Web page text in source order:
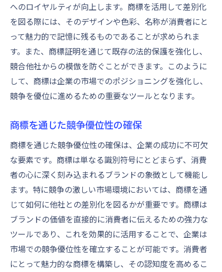
へのロイヤルティが向上します。商標を活用して差別化
を図る際には、そのデザインや色彩、名称が消費者にと
って魅力的で記憶に残るものであることが求められま
す。また、商標証明を通じて既存の法的保護を強化し、
競合他社からの模倣を防ぐことができます。このように
して、商標は企業の市場でのポジショニングを強化し、
競争を優位に進めるための重要なツールとなります。
商標を通じた競争優位性の確保
商標を通じた競争優位性の確保は、企業の成功に不可欠
な要素です。商標は単なる識別符号にとどまらず、消費
者の心に深く刻み込まれるブランドの象徴として機能し
ます。特に競争の激しい市場環境においては、商標を通
じて如何に他社との差別化を図るかが重要です。商標は
ブランドの価値を直接的に消費者に伝えるための強力な
ツールであり、これを効果的に活用することで、企業は
市場での競争優位性を確立することが可能です。消費者
にとって魅力的な商標を構築し、その認知度を高めるこ